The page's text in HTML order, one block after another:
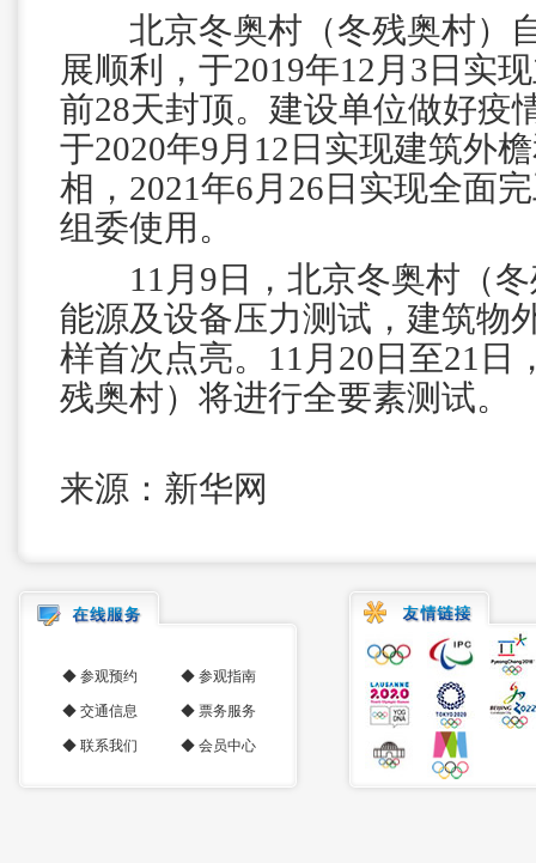
北京冬奥村（冬残奥村）
展顺利，于2019年12月3日实
前28天封顶。建设单位做好疫
于2020年9月12日实现建筑外
相，2021年6月26日实现全面
组委使用。
11月9日，北京冬奥村（冬
能源及设备压力测试，建筑物
样首次点亮。11月20日至21日
残奥村）将进行全要素测试。
来源：新华网
◆ 参观预约 ◆ 参观指南
◆ 交通信息 ◆ 票务服务
◆ 联系我们 ◆ 会员中心